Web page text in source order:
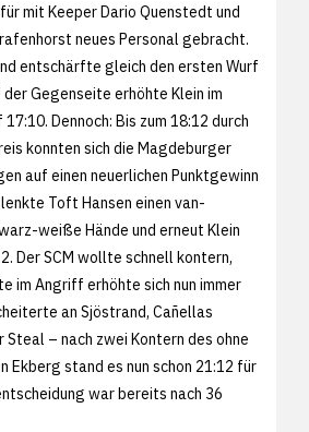
mit Keeper Dario Quenstedt und
neues Personal gebracht.
entschärfte gleich den ersten Wurf
Gegenseite erhöhte Klein im
Dennoch: Bis zum 18:12 durch
konnten sich die Magdeburger
auf einen neuerlichen Punktgewinn
Toft Hansen einen van-
weiße Hände und erneut Klein
Der SCM wollte schnell kontern,
im Angriff erhöhte sich nun immer
an Sjöstrand, Cañellas
– nach zwei Kontern des ohne
Ekberg stand es nun schon 21:12 für
war bereits nach 36